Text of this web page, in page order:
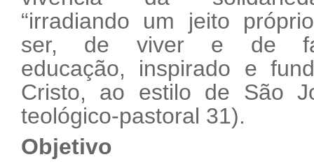
“irradiando um jeito
ser, de viver e de
educação, inspirado e
Cristo, ao estilo de São
teológico-pastoral 31).
Objetivo